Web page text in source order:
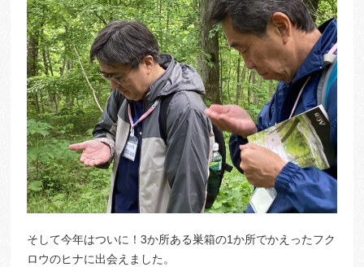
そして今年はついに！3か所ある巣箱の1か所でかえったフク
ロウのヒナに出会えました。